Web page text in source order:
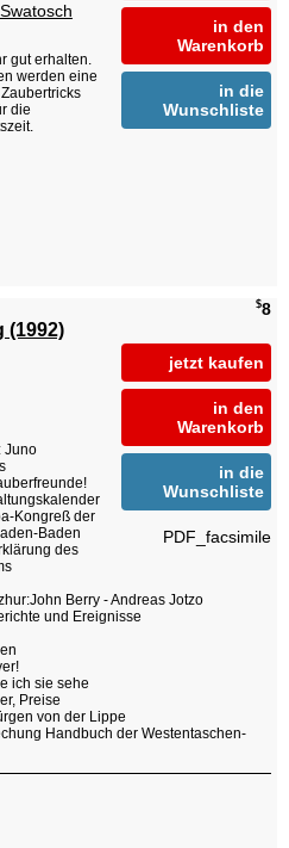
in den
Warenkorb
in die
Wunschliste
gut erhalten.
werden eine
die
$8
jetzt kaufen
in den
Warenkorb
in die
Wunschliste
PDF_facsimile
(1992)
Juno
Kongreß der
Baden
des
Berry - Andreas Jotzo
und Ereignisse
ich sie sehe
Preise
von der Lippe
Handbuch der Westentaschen-